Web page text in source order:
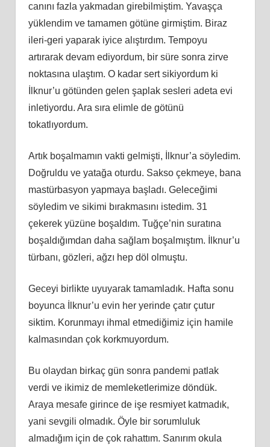
canını fazla yakmadan girebilmiştim. Yavaşça
yüklendim ve tamamen götüne girmiştim. Biraz
ileri-geri yaparak iyice alıştırdım. Tempoyu
artırarak devam ediyordum, bir süre sonra zirve
noktasına ulaştım. O kadar sert sikiyordum ki
İlknur’u götünden gelen şaplak sesleri adeta evi
inletiyordu. Ara sıra elimle de götünü
tokatlıyordum.
Artık boşalmamın vakti gelmişti, İlknur’a söyledim.
Doğruldu ve yatağa oturdu. Sakso çekmeye, bana
mastürbasyon yapmaya başladı. Geleceğimi
söyledim ve sikimi bırakmasını istedim. 31
çekerek yüzüne boşaldım. Tuğçe’nin suratına
boşaldığımdan daha sağlam boşalmıştım. İlknur’u
türbanı, gözleri, ağzı hep döl olmuştu.
Geceyi birlikte uyuyarak tamamladık. Hafta sonu
boyunca İlknur’u evin her yerinde çatır çutur
siktim. Korunmayı ihmal etmediğimiz için hamile
kalmasından çok korkmuyordum.
Bu olaydan birkaç gün sonra pandemi patlak
verdi ve ikimiz de memleketlerimize döndük.
Araya mesafe girince de işe resmiyet katmadık,
yani sevgili olmadık. Öyle bir sorumluluk
almadığım için de çok rahattım. Sanırım okula